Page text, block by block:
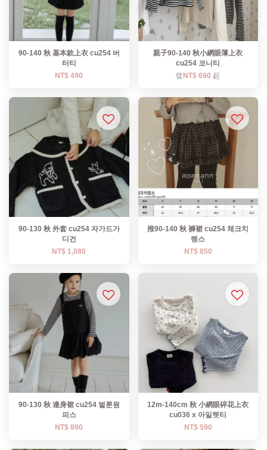
90-140 秋 基本款上衣 cu254 버
터티
NT$ 490
親子90-140 秋小網眼薄上衣
cu254 코니티
從 NT$ 690 起
90-130 秋 外套 cu254 자가드가
디건
NT$ 1,080
推90-140 秋 褲裙 cu254 체크치
렝스
NT$ 850
90-130 秋 連身裙 cu254 벌룬원
피스
NT$ 890
12m-140cm 秋 小網眼碎花上衣
cu036 x 아일렛티
NT$ 590